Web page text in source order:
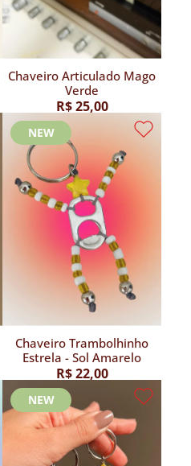
Chaveiro Articulado Mago
Verde
R$ 25,00
NEW
Chaveiro Trambolhinho
Estrela - Sol Amarelo
R$ 22,00
NEW